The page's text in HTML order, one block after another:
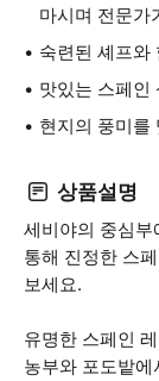
마시며 전문가
숙련된 셰프와
맛있는 스페인
현지의 풍미를
상품설명
세비야의 중심
통해 진정한 스
보세요.
유명한 스페인
농부와 포도밭